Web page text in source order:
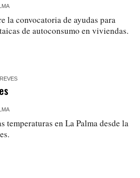
la convocatoria de ayudas para
de autoconsumo en viviendas.
temperaturas en La Palma desde la